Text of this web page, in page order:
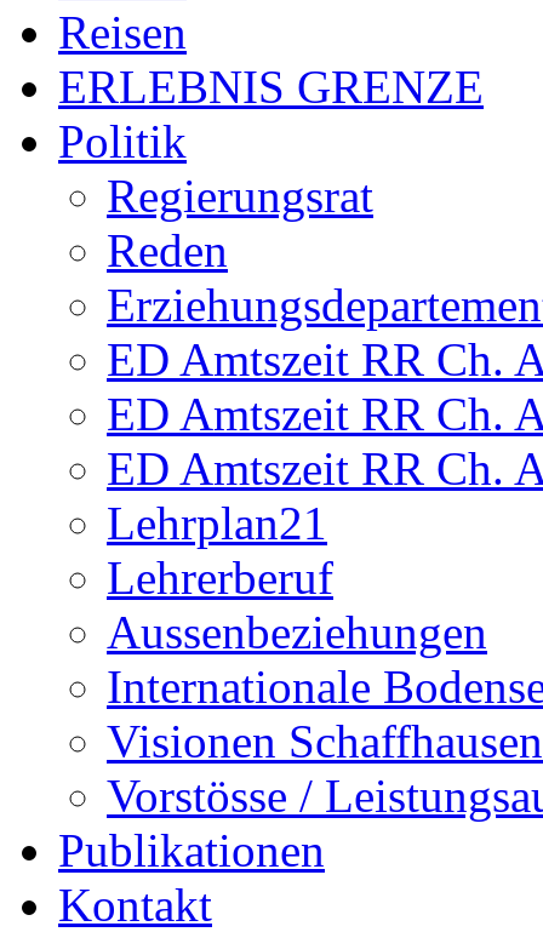
Reisen
ERLEBNIS GRENZE
Politik
Regierungsrat
Reden
ED Amtszeit RR Ch.
ED Amtszeit RR Ch.
ED Amtszeit RR Ch.
Lehrplan21
Lehrerberuf
Aussenbeziehungen
Internationale
Visionen Schaffhausen
Vorstösse /
Publikationen
Kontakt